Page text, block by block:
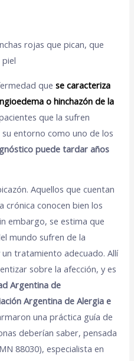
rojas que pican, que
quese caracteriza
o hinchazón de la
que la sufren
entorno como uno de los
puede tardar años
Aquellos que cuentan
crónica conocen bien los
embargo, se estima que
mundo sufren de la
tratamiento adecuado. Allí
sobre la afección, y es
Argentina de
Argentina de Alergia e
una práctica guía de
deberían saber, pensada
88030), especialista en